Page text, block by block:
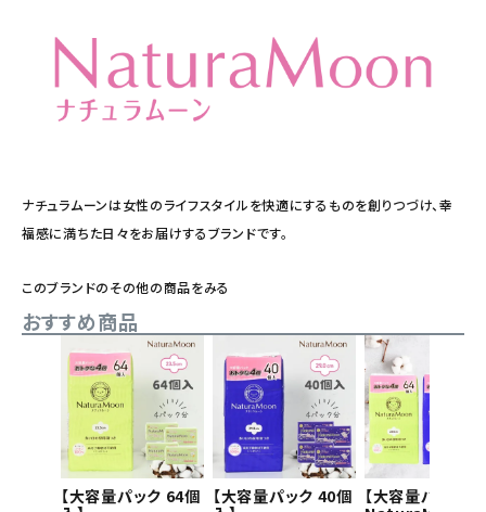
ナチュラムーンは女性のライフスタイルを快適にするものを創りつづけ、幸
福感に満ちた日々をお届けするブランドです。
このブランドのその他の商品をみる
おすすめ商品
【大容量パック 64個
【大容量パック 40個
【大容量パック】